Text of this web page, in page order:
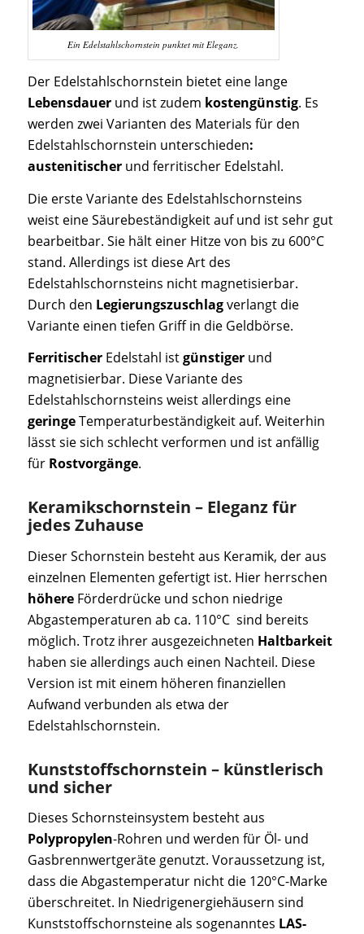
Ein Edelstahlschornstein punktet mit Eleganz.
Der Edelstahlschornstein bietet eine lange
Lebensdauerund ist zudem kostengünstig. Es
werden zwei Varianten des Materials für den
Edelstahlschornstein unterschieden:
austenitischerund ferritischer Edelstahl.
Die erste Variante des Edelstahlschornsteins
weist eine Säurebeständigkeit auf und ist sehr gut
bearbeitbar. Sie hält einer Hitze von bis zu 600°C
stand. Allerdings ist diese Art des
Edelstahlschornsteins nicht magnetisierbar.
Durch den Legierungszuschlagverlangt die
Variante einen tiefen Griff in die Geldbörse.
FerritischerEdelstahl istgünstiger und
magnetisierbar. Diese Variante des
Edelstahlschornsteins weist allerdings eine
geringeTemperaturbeständigkeit auf. Weiterhin
lässt sie sich schlecht verformen und ist anfällig
für Rostvorgänge.
Keramikschornstein – Eleganz für
jedes Zuhause
Dieser Schornstein besteht aus Keramik, der aus
einzelnen Elementen gefertigt ist. Hier herrschen
höhereFörderdrücke und schon niedrige
Abgastemperaturen ab ca. 110°C sind bereits
möglich. Trotz ihrer ausgezeichneten Haltbarkeit
haben sie allerdings auch einen Nachteil. Diese
Version ist mit einem höheren finanziellen
Aufwand verbunden als etwa der
Edelstahlschornstein.
Kunststoffschornstein – künstlerisch
und sicher
Dieses Schornsteinsystem besteht aus
Polypropylen-Rohren und werden für Öl- und
Gasbrennwertgeräte genutzt. Voraussetzung ist,
dass die Abgastemperatur nicht die 120°C-Marke
überschreitet. In Niedrigenergiehäusern sind
Kunststoffschornsteine als sogenanntes LAS-